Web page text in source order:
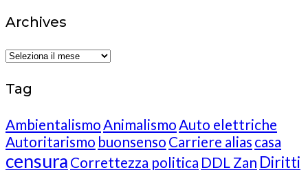
Archives
Archives
Tag
Ambientalismo Animalismo Auto elettriche
Autoritarismo buonsenso Carriere alias casa
censura Correttezza politica DDL Zan Diritti